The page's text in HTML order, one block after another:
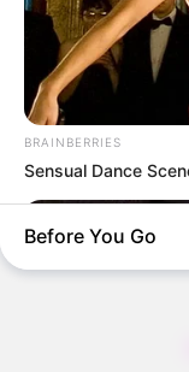
VARIATIONEN
DIE BESTEN
die besten
variationen
BRAINBERRIES
Sensual Dance
Before You Go